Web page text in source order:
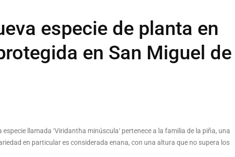
especie de planta en
en San Miguel de
llamada ‘Viridantha minúscula‘ pertenece a la familia de la piña, una
en particular es considerada enana, con una altura que no supera los